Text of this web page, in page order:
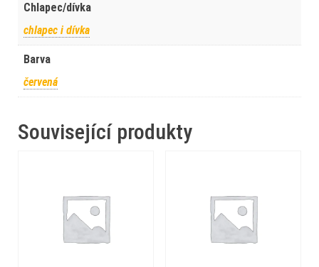
Chlapec/dívka
chlapec i dívka
Barva
červená
Související produkty